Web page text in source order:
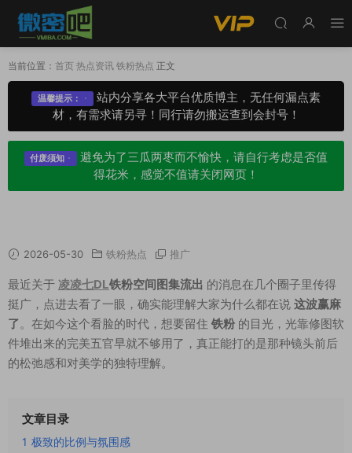
当前位置： 首页 热点资讯 铁粉热点 正文
温馨提示：
站内分享各大平台优质博主，无任何漏点素
材，有需求请另寻！同行请勿搬运查到会封号！
付废须知
避免为了三瓜两枣而不愉快，请自行考虑是否值
得花米，感觉不值请关闭网页！
2026-05-30 铁粉热点 推广
最近关于 凌凌七DL铁粉空间图集流出 的消息在几个圈子里传得
挺广，点进去看了一眼，确实能理解大家为什么都在说 这波赢麻
了。在如今这个看脸的时代，想要留住 铁粉 的目光，光靠修图软
件堆出来的完美五官早就不够用了，真正能打的是那种镜头前后
的松弛感和对美学的独特理解。
文章目录
1 极致的比例与氛围感